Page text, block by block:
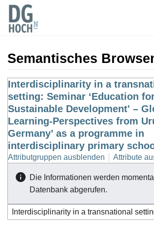
Semantisches
Wechseln zu:Navigation ,Suche
Interdisciplinarity in a
setting: Seminar ‘Education
Sustainable Development' –
Learning-Perspectives from
Germany’ as a programme in
interdisciplinary primary
Attributgruppen ausblenden Attribute
Die Informationen werden
Datenbank abgerufen.